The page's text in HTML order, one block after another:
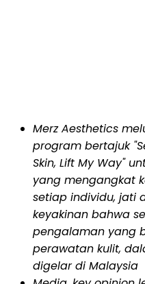
Merz Aesthetics
program bertajuk
Skin, Lift My Way"
yang mengangkat
setiap individu, jati
keyakinan bahwa
pengalaman yang
perawatan kulit,
digelar di Malaysia